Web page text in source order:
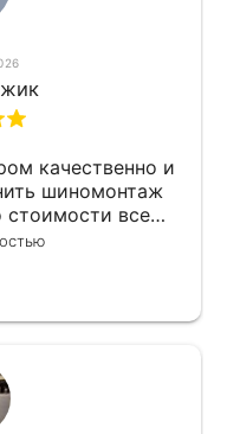
качественно и
шиномонтаж
стоимости все
хочу сказать.